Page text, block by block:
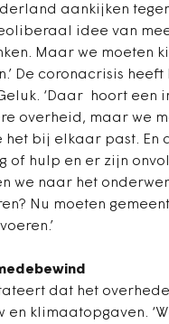
aankijken
idee van
Maar we moeten
De coronacrisis
‘Daar hoort een
overheid, maar we
het bij elkaar past. En
of hulp en er zijn
we naar het
Nu moeten
dat het
en klimaatopgaven.